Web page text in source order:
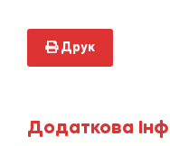
Друк
Додаткова